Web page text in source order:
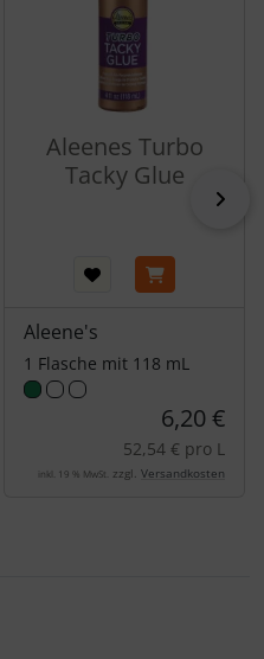
Aleenes Turbo
Tacky Glue
Aleene's
1 Flasche mit 118 mL
6,20 €
52,54 € pro L
inkl. 19 % MwSt. zzgl. Versandkosten